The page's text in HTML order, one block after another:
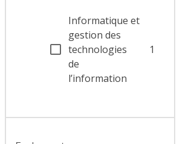
Informatique et
gestion des
technologies
de
l’information
1